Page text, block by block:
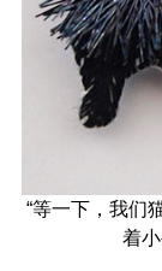
“等一下，我们
着